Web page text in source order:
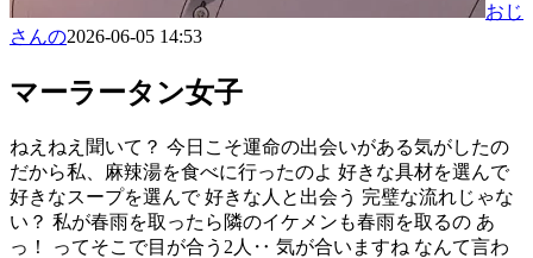
おじ
さんの2026-06-05 14:53
マーラータン女子
ねえねえ聞いて？ 今日こそ運命の出会いがある気がしたの
だから私、麻辣湯を食べに行ったのよ 好きな具材を選んで
好きなスープを選んで 好きな人と出会う 完璧な流れじゃな
い？ 私が春雨を取ったら隣のイケメンも春雨を取るの あ
っ！ ってそこで目が合う2人‥ 気が合いますね なんて言わ